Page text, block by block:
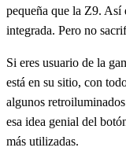
pequeña que la Z9. Así
integrada. Pero no
Si eres usuario de la
está en su sitio, con
algunos
esa idea genial del
más utilizadas.